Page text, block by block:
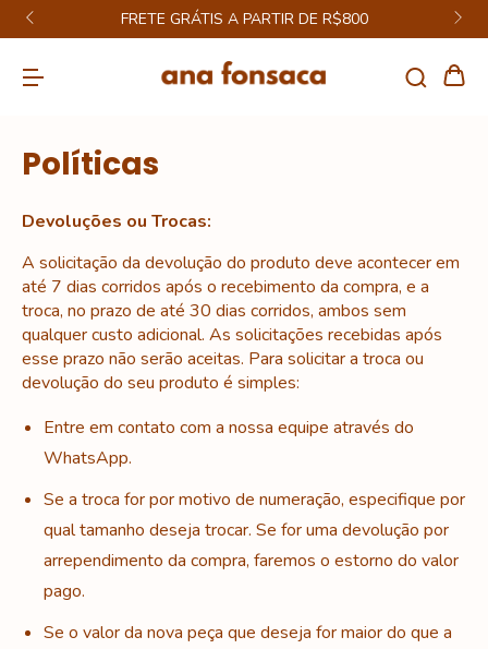
FRETE GRÁTIS A PARTIR DE R$800
Políticas
Devoluções ou Trocas:
A solicitação da devolução do produto deve acontecer em
até 7 dias corridos após o recebimento da compra, e a
troca, no prazo de até 30 dias corridos, ambos sem
qualquer custo adicional. As solicitações recebidas após
esse prazo não serão aceitas. Para solicitar a troca ou
devolução do seu produto é simples:
Entre em contato com a nossa equipe através do
WhatsApp.
Se a troca for por motivo de numeração, especifique por
qual tamanho deseja trocar. Se for uma devolução por
arrependimento da compra, faremos o estorno do valor
pago.
Se o valor da nova peça que deseja for maior do que a